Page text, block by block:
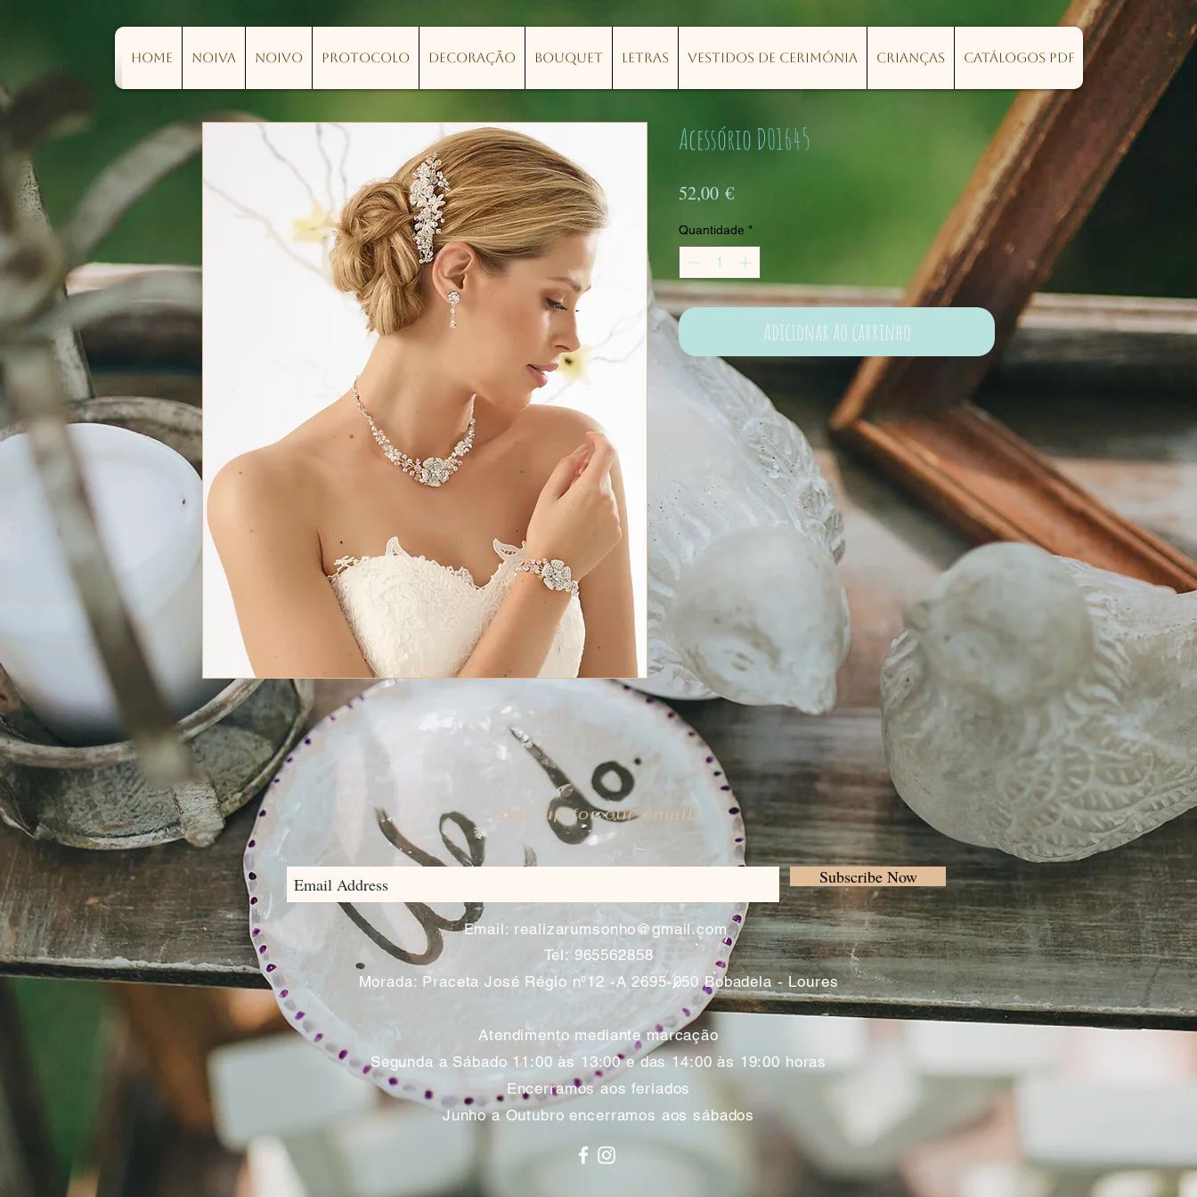
Home Noiva Noivo Protocolo Decoração Bouquet Letras Vestidos de Cerimónia Crianças Catálogos PDF
Acessório D01645
52,00 €Preço
Quantidade *
Adicionar ao carrinho
Sign up for our emails :)
Subscribe Now
​Email: realizarumsonho@gmail.com
Tel: 965562858
Morada: Praceta José Régio nº12 -A 2695-050 Bobadela - Loures
Atendimento mediante marcação
Segunda a Sábado 11:00 às 13:00 e das 14:00 às 19:00 horas
Encerramos aos feriados
Junho a Outubro encerramos aos sábados